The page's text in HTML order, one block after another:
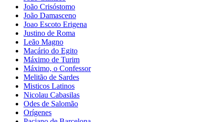
João Crisóstomo
João Damasceno
Joao Escoto Erigena
Justino de Roma
Leão Magno
Macário do Egito
Máximo de Turim
Máximo, o Confessor
Melitão de Sardes
Misticos Latinos
Nicolau Cabasilas
Odes de Salomão
Orígenes